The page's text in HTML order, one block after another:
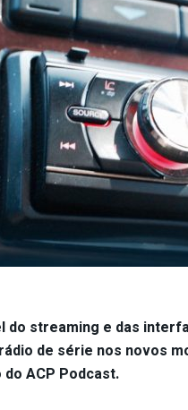
do streaming e das
de série nos novos
ACP Podcast.